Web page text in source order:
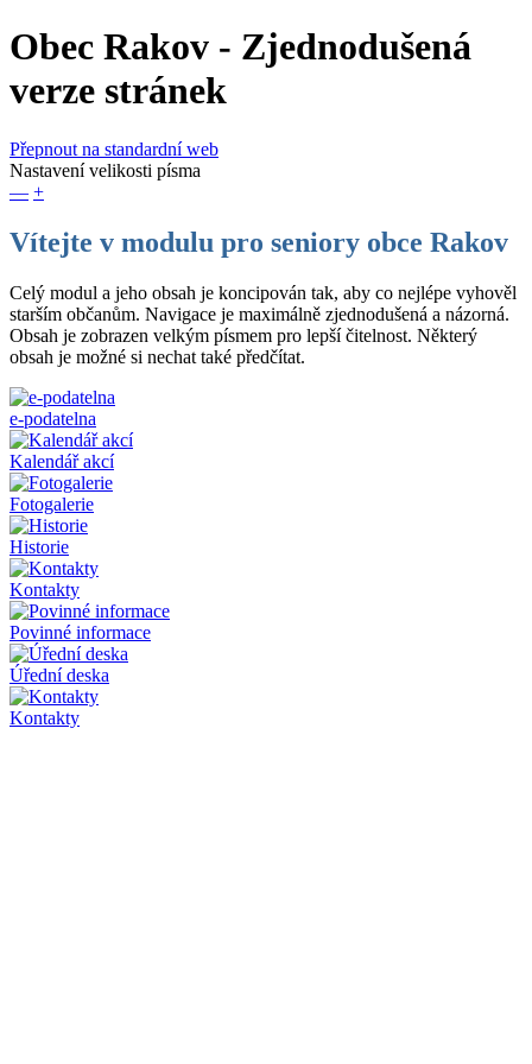
Obec Rakov - Zjednodušená
verze stránek
Přepnout na standardní web
Nastavení velikosti písma
— +
Vítejte v modulu pro seniory obce Rakov
Celý modul a jeho obsah je koncipován tak, aby co nejlépe vyhověl
starším občanům. Navigace je maximálně zjednodušená a názorná.
Obsah je zobrazen velkým písmem pro lepší čitelnost. Některý
obsah je možné si nechat také předčítat.
e-podatelna
Kalendář akcí
Fotogalerie
Historie
Kontakty
Povinné informace
Úřední deska
Kontakty